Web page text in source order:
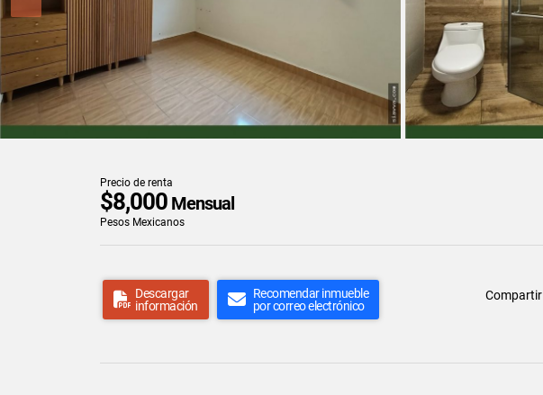
Precio de renta
$8,000 Mensual
Pesos Mexicanos
Descargar
información
Recomendar inmueble
por correo electrónico
Compartir